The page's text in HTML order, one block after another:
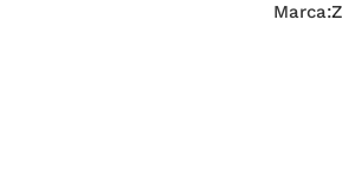
Marca: